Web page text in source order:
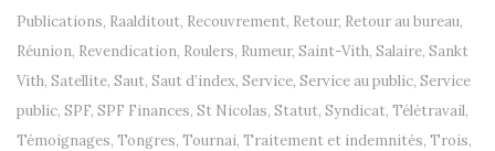
Publications, Raalditout, Recouvrement, Retour, Retour au bureau,
Réunion, Revendication, Roulers, Rumeur, Saint-Vith, Salaire, Sankt
Vith, Satellite, Saut, Saut d’index, Service, Service au public, Service
public, SPF, SPF Finances, St Nicolas, Statut, Syndicat, Télétravail,
Témoignages, Tongres, Tournai, Traitement et indemnités, Trois,